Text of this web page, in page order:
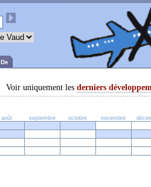
De
Voir uniquement les derniers
août septembre octobre novembre